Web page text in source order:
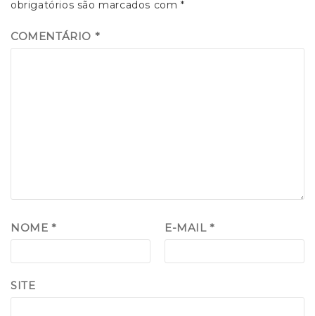
obrigatórios são marcados com*
COMENTÁRIO *
NOME * E-MAIL*
SITE